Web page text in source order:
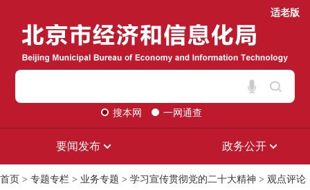
适老版
搜本网 一网通查
要闻发布 政务公开
首页 > 专题专栏 > 业务专题 > 学习宣传贯彻党的二十大精神 > 观点评论